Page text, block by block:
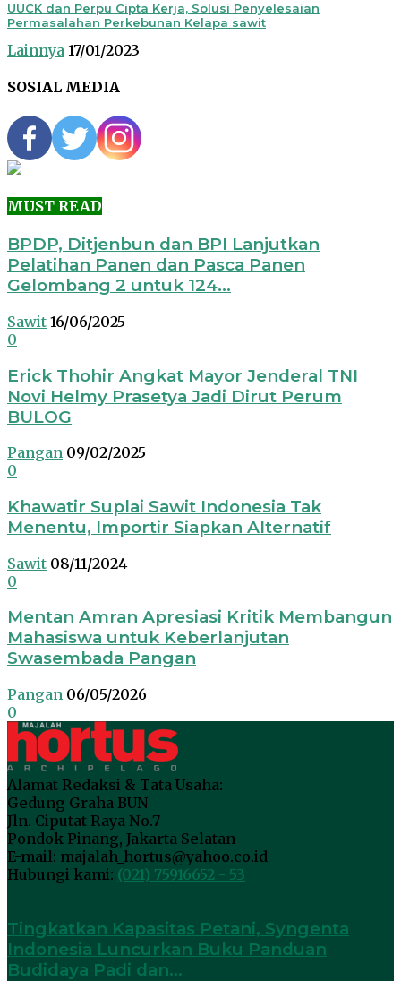
UUCK dan Perpu Cipta Kerja, Solusi Penyelesaian
Permasalahan Perkebunan Kelapa sawit
Lainnya 17/01/2023
SOSIAL MEDIA
MUST READ
BPDP, Ditjenbun dan BPI Lanjutkan
Pelatihan Panen dan Pasca Panen
Gelombang 2 untuk 124...
Sawit 16/06/2025
0
Erick Thohir Angkat Mayor Jenderal TNI
Novi Helmy Prasetya Jadi Dirut Perum
BULOG
Pangan 09/02/2025
0
Khawatir Suplai Sawit Indonesia Tak
Menentu, Importir Siapkan Alternatif
Sawit 08/11/2024
0
Mentan Amran Apresiasi Kritik Membangun
Mahasiswa untuk Keberlanjutan
Swasembada Pangan
Pangan 06/05/2026
0
Alamat Redaksi & Tata Usaha:
Gedung Graha BUN
Jln. Ciputat Raya No.7
Pondok Pinang, Jakarta Selatan
E-mail: majalah_hortus@yahoo.co.id
Hubungi kami: (021) 75916652 - 53
Tingkatkan Kapasitas Petani, Syngenta
Indonesia Luncurkan Buku Panduan
Budidaya Padi dan...